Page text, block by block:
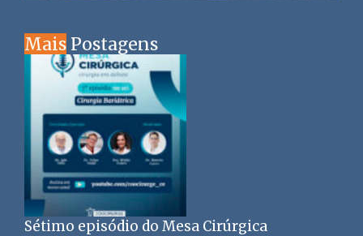
Mais Postagens
Sétimo episódio do Mesa Cirúrgica